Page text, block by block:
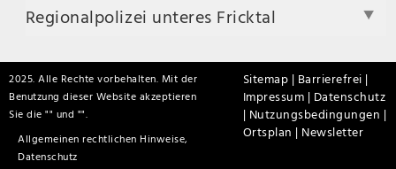
Regionalpolizei unteres Fricktal
2025. Alle Rechte vorbehalten. Mit der
Benutzung dieser Website akzeptieren
Sie die "
Allgemeinen rechtlichen Hinweise,
Datenschutz
" und "".
Sitemap | Barrierefrei |
Impressum | Datenschutz
| Nutzungsbedingungen |
Ortsplan | Newsletter